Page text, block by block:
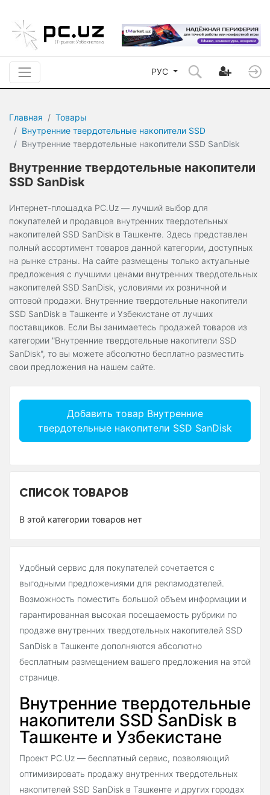
РУС
Главная
Товары
Внутренние твердотельные накопители SSD
Внутренние твердотельные накопители SSD SanDisk
Внутренние твердотельные накопители
SSD SanDisk
Интернет-площадка PC.Uz — лучший выбор для
покупателей и продавцов внутренних твердотельных
накопителей SSD SanDisk в Ташкенте. Здесь представлен
полный ассортимент товаров данной категории, доступных
на рынке страны. На сайте размещены только актуальные
предложения с лучшими ценами внутренних твердотельных
накопителей SSD SanDisk, условиями их розничной и
оптовой продажи. Внутренние твердотельные накопители
SSD SanDisk в Ташкенте и Узбекистане от лучших
поставщиков. Если Вы занимаетесь продажей товаров из
категории "Внутренние твердотельные накопители SSD
SanDisk", то вы можете абсолютно бесплатно разместить
свои предложения на нашем сайте.
Добавить товар Внутренние
твердотельные накопители SSD SanDisk
СПИСОК ТОВАРОВ
В этой категории товаров нет
Удобный сервис для покупателей сочетается с
выгодными предложениями для рекламодателей.
Возможность поместить большой объем информации и
гарантированная высокая посещаемость рубрики по
продаже внутренних твердотельных накопителей SSD
SanDisk в Ташкенте дополняются абсолютно
бесплатным размещением вашего предложения на этой
странице.
Внутренние твердотельные
накопители SSD SanDisk в
Ташкенте и Узбекистане
Проект PC.Uz — бесплатный сервис, позволяющий
оптимизировать продажу внутренних твердотельных
накопителей SSD SanDisk в Ташкенте и других городах